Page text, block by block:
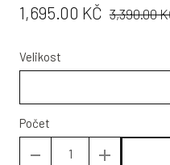
CENA:
1,695.00 KČ PŮVODNÍ
3,390.00
Velikost
Počet